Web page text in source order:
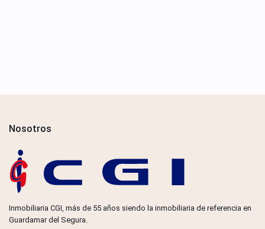
Nosotros
Inmobiliaria CGI, más de 55 años siendo la inmobiliaria de referencia en
Guardamar del Segura.